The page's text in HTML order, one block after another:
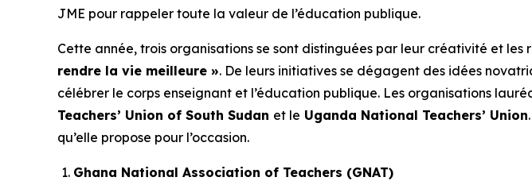
JME pour rappeler toute la valeur de l’éducation publique.
Cette année, trois organisations se sont distinguées par leur créativité et les
rendre la vie meilleure ». De leurs initiatives se dégagent des idées
célébrer le corps enseignant et l’éducation publique. Les organisations
Teachers’ Union of South Sudan et le Uganda National Teachers’ Union
qu’elle propose pour l’occasion.
Ghana National Association of Teachers (GNAT)